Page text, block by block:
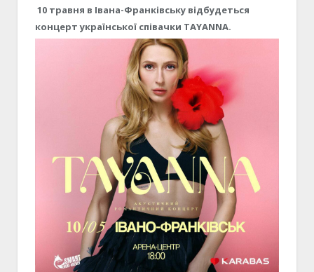
10 травня в Івана-Франківську відбудеться
концерт української співачки TAYANNA.